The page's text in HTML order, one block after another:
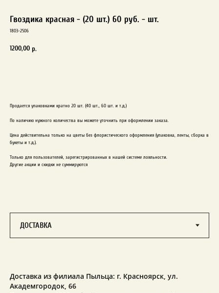
Гвоздика красная - (20 шт.) 60 руб. - шт.
1803-2506
1200,00 р.
Продается упаковками кратно 20 шт. (40 шт., 60 шт. и т.д.)
По наличию нужного количества вы можете уточнить при оформлении заказа.
Цена действительна только на цветы без флористического оформления (упаковка, ленты, сборка в
букеты и т.д.).
Только для пользователей, зарегистрированных в нашей системе лояльности.
Другие акции и скидки не суммируются
Доставка из филиала Пыльца: г. Красноярск, ул.
Академгородок, 66